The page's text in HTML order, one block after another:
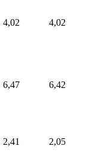
4,02 4,02
6,47 6,42
2,41 2,05